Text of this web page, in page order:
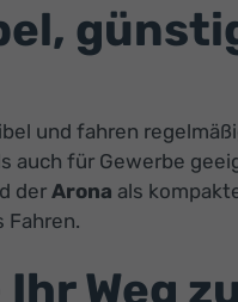
und fahren
auch für Gewerbe
der Arona als
Fahren.
Weg